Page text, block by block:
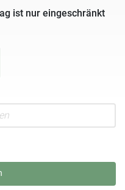
ist nur eingeschränkt